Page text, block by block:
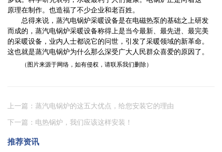
原理在制作。也造福了不少企业和老百姓。
总得来说，蒸汽电锅炉采暖设备是在电磁热泵的基础之上研发
而成的，蒸汽电锅炉采暖设备称得上是当今最新、最先进、最完美
的采暖设备，业内人士都说它的问世，引发了采暖领域的新革命。
这也就是蒸汽电锅炉为什么那么深受广大人民群众喜爱的原因了。
（图片来源于网络，如有侵权，请联系我们删除）
上一篇：蒸汽电锅炉的这五大优点，给您安装它的理由
下一篇：电热锅炉，我们应该这样安装！
推荐资讯